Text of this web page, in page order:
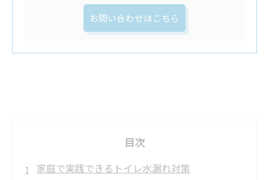
お問い合わせはこちら
目次
家庭で実践できるトイレ水漏れ対策